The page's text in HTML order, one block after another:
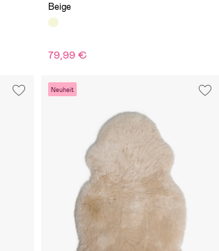
Beige
79,99 €
Neuheit